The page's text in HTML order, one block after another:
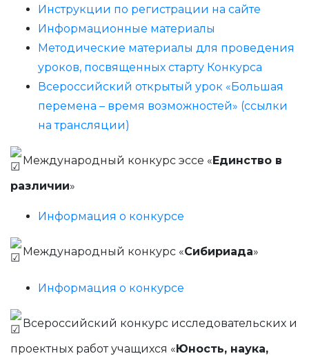
Инструкции по регистрации на сайте
Информационные материалы
Методические материалы для проведения
уроков, посвященных старту Конкурса
Всероссийский открытый урок «Большая
перемена – время возможностей» (ссылки
на трансляции)
Международный конкурс эссе «Единство в
различии»
Информация о конкурсе
Международный конкурс «Сибириада»
Информация о конкурсе
Всероссийский конкурс исследовательских и
проектных работ учащихся «Юность, наука,